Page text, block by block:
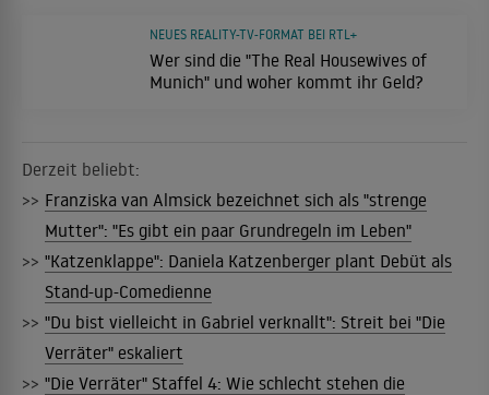
Wer sind die "The Real Housewives of
Munich" und woher kommt ihr Geld?
NEUES REALITY-TV-FORMAT BEI RTL+
Derzeit beliebt:
>> Franziska van Almsick bezeichnet sich als "strenge
Mutter": "Es gibt ein paar Grundregeln im Leben"
>> "Katzenklappe": Daniela Katzenberger plant Debüt als
Stand-up-Comedienne
>> "Du bist vielleicht in Gabriel verknallt": Streit bei "Die
Verräter" eskaliert
>> "Die Verräter" Staffel 4: Wie schlecht stehen die